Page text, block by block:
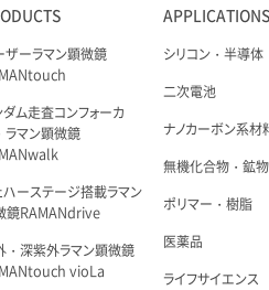
ザーラマン顕微鏡
ダム走査コンフォーカ
ラマン顕微鏡
ハーステージ搭載ラマン
鏡RAMANdrive
・深紫外ラマン顕微鏡
vioLa
APPLICATIONS
シリコン・半導体
二次電池
ナノカーボン系材
無機化合物・鉱物
ポリマー・樹脂
医薬品
ライフサイエンス